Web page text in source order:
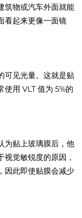
筑物或汽车外面就能
看起来更像一面镜
可见光量。这就是贴
使用 VLT 值为 5%的
为贴上玻璃膜后，他
觉敏锐度的原因，
因此即使贴膜会减少